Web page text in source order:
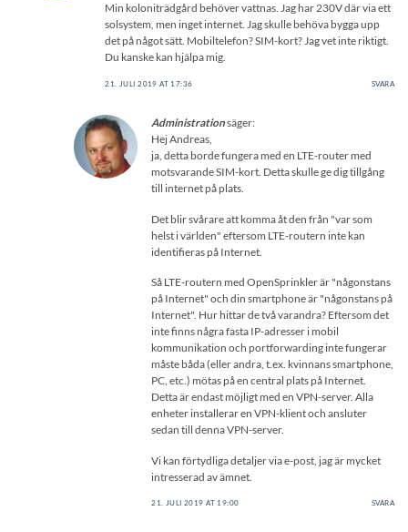
Min koloniträdgård behöver vattnas. Jag har 230V där via ett
solsystem, men inget internet. Jag skulle behöva bygga upp
det på något sätt. Mobiltelefon? SIM-kort? Jag vet inte riktigt.
Du kanske kan hjälpa mig.
21. JULI 2019 AT 17:36 SVARA
Administrationsäger:
Hej Andreas,
ja, detta borde fungera med en LTE-router med
motsvarande SIM-kort. Detta skulle ge dig tillgång
till internet på plats.
Det blir svårare att komma åt den från "var som
helst i världen" eftersom LTE-routern inte kan
identifieras på Internet.
Så LTE-routern med OpenSprinkler är "någonstans
på Internet" och din smartphone är "någonstans på
Internet". Hur hittar de två varandra? Eftersom det
inte finns några fasta IP-adresser i mobil
kommunikation och portforwarding inte fungerar
måste båda (eller andra, t.ex. kvinnans smartphone,
PC, etc.) mötas på en central plats på Internet.
Detta är endast möjligt med en VPN-server. Alla
enheter installerar en VPN-klient och ansluter
sedan till denna VPN-server.
Vi kan förtydliga detaljer via e-post, jag är mycket
intresserad av ämnet.
21. JULI 2019 AT 19:00 SVARA